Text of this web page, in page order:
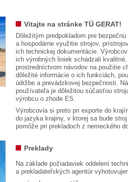
Vitajte na stránke TÜ GERAT!
Dôležitým predpokladom pre
a hospodárne využitie strojov,
ich technickej dokumentácie.
ich výrobných liniek schádzali
prostredníctvom návodov na použitie
dôležité informácie o ich funkciách,
údržbe a prevádzkovej bezpečnosti.
používateľa je dôležitou súčasťou
výrobcu o zhode ES.
Výrobcovia si preto pri exporte do
do jazyka krajiny, v ktorej sa bude
pomôže pri prekladoch z nemeckého
Preklady
Na základe požiadaviek oddelení
a prekladateľských agentúr